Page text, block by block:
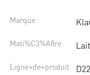
Marque
Mati%C3%A8re
Ligne+de+produit